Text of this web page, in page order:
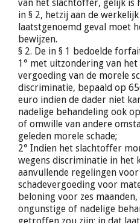
van het slachtoffer, gelijk is
in § 2, hetzij aan de
laatstgenoemd geval moet
bewijzen.
§ 2. De in § 1 bedoelde
1° met uitzondering van
vergoeding van de morele
discriminatie, bepaald op
euro indien de dader niet
nadelige behandeling ook
of omwille van andere
geleden morele schade;
2° Indien het slachtoffer
wegens discriminatie in het
aanvullende regelingen
schadevergoeding voor
beloning voor zes
ongunstige of nadelige